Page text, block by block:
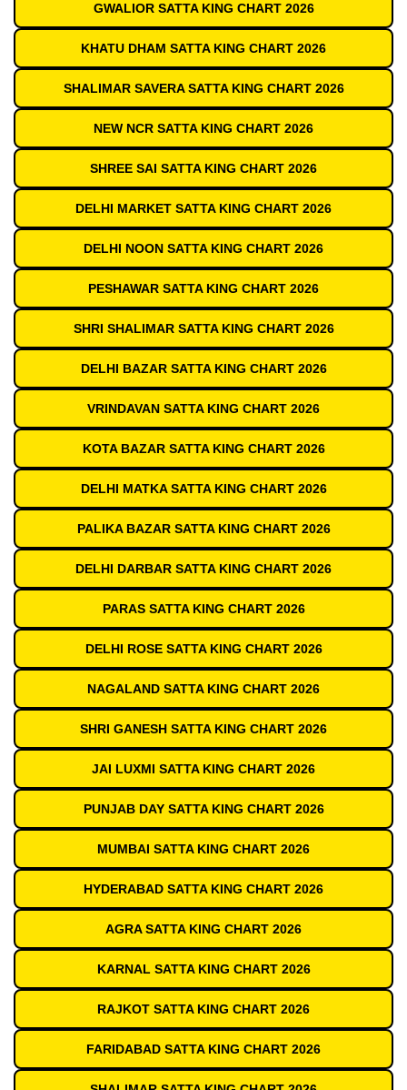
GWALIOR SATTA KING CHART 2026
KHATU DHAM SATTA KING CHART 2026
SHALIMAR SAVERA SATTA KING CHART 2026
NEW NCR SATTA KING CHART 2026
SHREE SAI SATTA KING CHART 2026
DELHI MARKET SATTA KING CHART 2026
DELHI NOON SATTA KING CHART 2026
PESHAWAR SATTA KING CHART 2026
SHRI SHALIMAR SATTA KING CHART 2026
DELHI BAZAR SATTA KING CHART 2026
VRINDAVAN SATTA KING CHART 2026
KOTA BAZAR SATTA KING CHART 2026
DELHI MATKA SATTA KING CHART 2026
PALIKA BAZAR SATTA KING CHART 2026
DELHI DARBAR SATTA KING CHART 2026
PARAS SATTA KING CHART 2026
DELHI ROSE SATTA KING CHART 2026
NAGALAND SATTA KING CHART 2026
SHRI GANESH SATTA KING CHART 2026
JAI LUXMI SATTA KING CHART 2026
PUNJAB DAY SATTA KING CHART 2026
MUMBAI SATTA KING CHART 2026
HYDERABAD SATTA KING CHART 2026
AGRA SATTA KING CHART 2026
KARNAL SATTA KING CHART 2026
RAJKOT SATTA KING CHART 2026
FARIDABAD SATTA KING CHART 2026